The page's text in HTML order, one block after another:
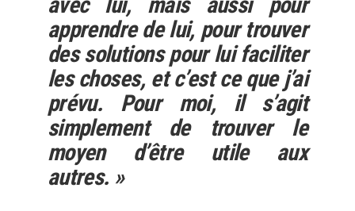
apprendre de lui, pour trouver
des solutions pour lui faciliter
les choses, et c’est ce que j’ai
prévu. Pour moi, il s’agit
simplement de trouver le
moyen d’être utile aux
autres. »